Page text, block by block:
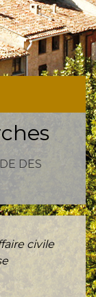
DES
civile